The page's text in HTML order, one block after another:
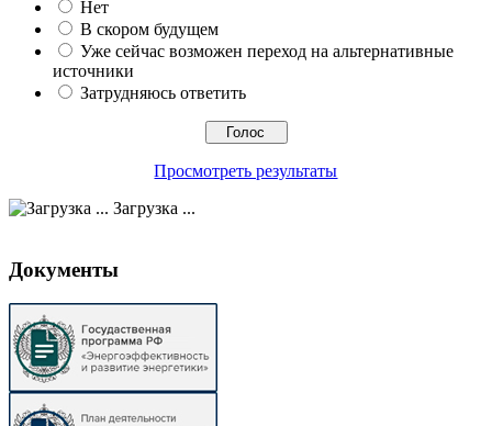
Нет
В скором будущем
Уже сейчас возможен переход на альтернативные
источники
Затрудняюсь ответить
Просмотреть результаты
Загрузка ...
Документы